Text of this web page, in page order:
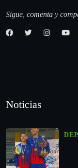
Sigue, comenta y
Noticias